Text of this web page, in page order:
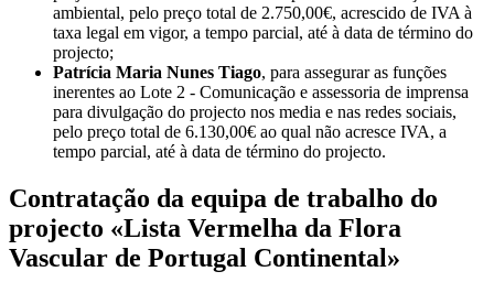
ambiental, pelo preço total de 2.750,00€, acrescido de IVA à
taxa legal em vigor, a tempo parcial, até à data de término do
projecto;
Patrícia Maria Nunes Tiago, para assegurar as funções
inerentes ao Lote 2 - Comunicação e assessoria de imprensa
para divulgação do projecto nos media e nas redes sociais,
pelo preço total de 6.130,00€ ao qual não acresce IVA, a
tempo parcial, até à data de término do projecto.
Contratação da equipa de trabalho do
projecto «Lista Vermelha da Flora
Vascular de Portugal Continental»